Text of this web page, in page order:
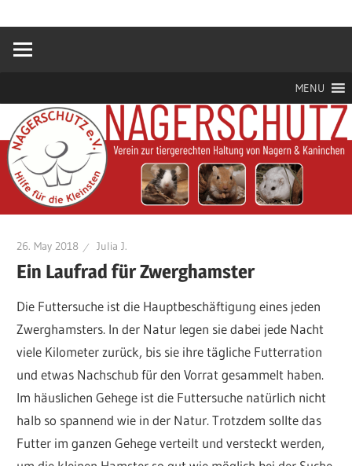
springen
Nagerschutz
für
MENU
26. May 2018 Julia J.
Ein Laufrad für Zwerghamster
Die Futtersuche ist die Hauptbeschäftigung eines jeden
Zwerghamsters. In der Natur legen sie dabei jede Nacht
viele Kilometer zurück, bis sie ihre tägliche Futterration
und etwas Nachschub für den Vorrat gesammelt haben.
Im häuslichen Gehege ist die Futtersuche natürlich nicht
halb so spannend wie in der Natur. Trotzdem sollte das
Futter im ganzen Gehege verteilt und versteckt werden,